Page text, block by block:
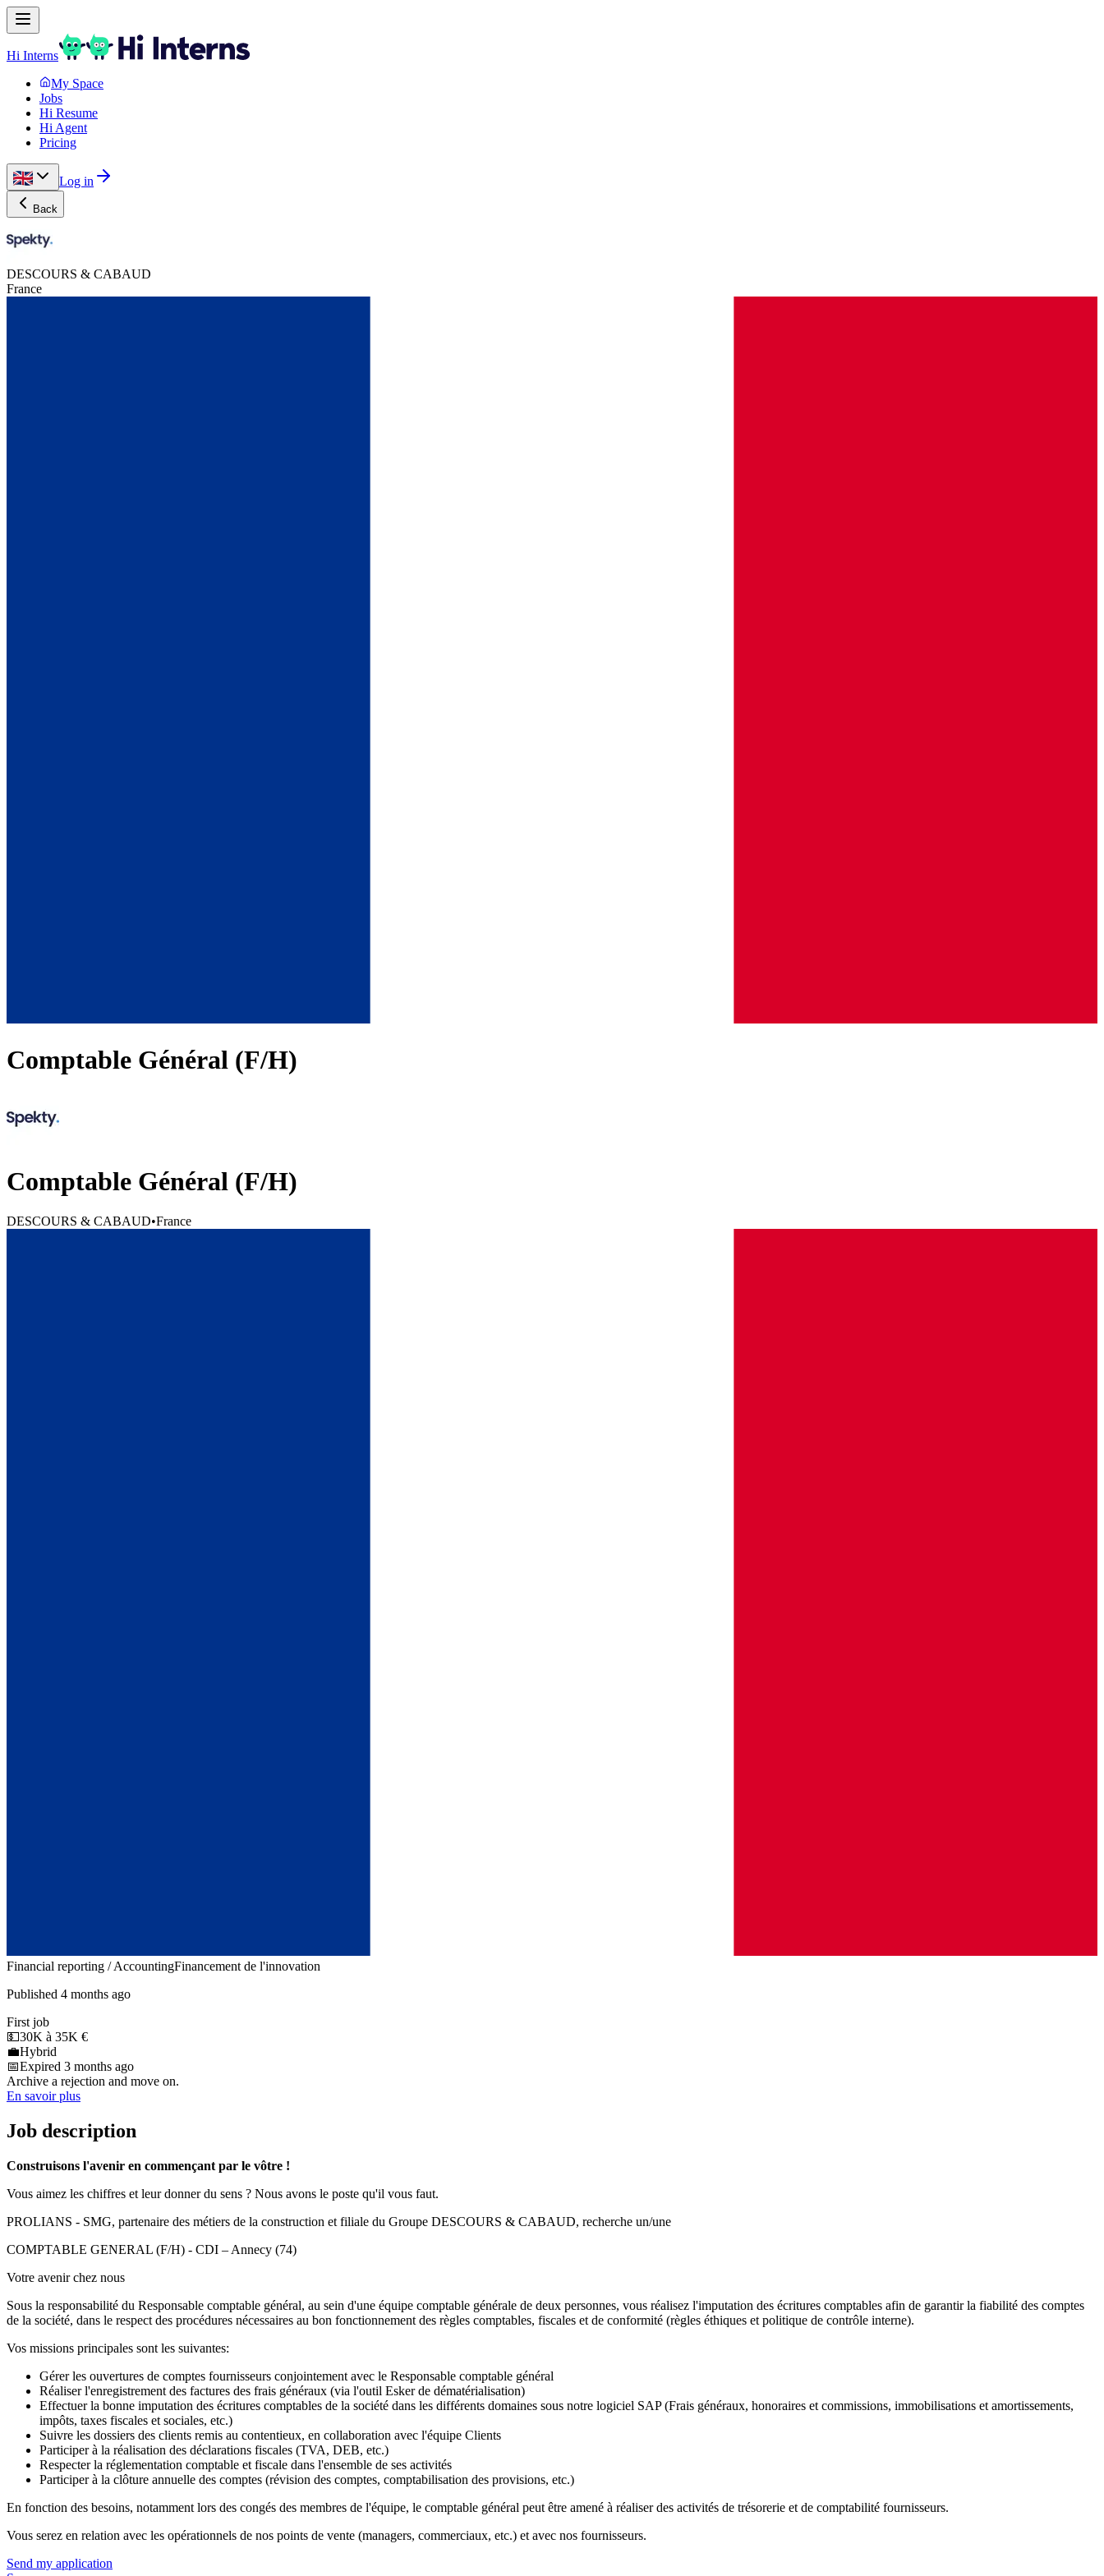
Hi Interns
My Space
Jobs
Hi Resume
Hi Agent
Pricing
Log in
Back
DESCOURS & CABAUD
France
Comptable Général (F/H)
Comptable Général (F/H)
DESCOURS & CABAUD•France
Financial reporting / AccountingFinancement de l'innovation
Published 4 months ago
First job
💵30K à 35K €
💼Hybrid
📅Expired 3 months ago
Archive a rejection and move on.
En savoir plus
Job description
Construisons l'avenir en commençant par le vôtre !
Vous aimez les chiffres et leur donner du sens ? Nous avons le poste qu'il vous faut.
PROLIANS - SMG, partenaire des métiers de la construction et filiale du Groupe DESCOURS & CABAUD, recherche un/une
COMPTABLE GENERAL (F/H) - CDI – Annecy (74)
Votre avenir chez nous
Sous la responsabilité du Responsable comptable général, au sein d'une équipe comptable générale de deux personnes, vous réalisez l'imputation des écritures comptables afin de garantir la fiabilité des comptes
de la société, dans le respect des procédures nécessaires au bon fonctionnement des règles comptables, fiscales et de conformité (règles éthiques et politique de contrôle interne).
Vos missions principales sont les suivantes:
Gérer les ouvertures de comptes fournisseurs conjointement avec le Responsable comptable général
Réaliser l'enregistrement des factures des frais généraux (via l'outil Esker de dématérialisation)
Effectuer la bonne imputation des écritures comptables de la société dans les différents domaines sous notre logiciel SAP (Frais généraux, honoraires et commissions, immobilisations et amortissements,
impôts, taxes fiscales et sociales, etc.)
Suivre les dossiers des clients remis au contentieux, en collaboration avec l'équipe Clients
Participer à la réalisation des déclarations fiscales (TVA, DEB, etc.)
Respecter la réglementation comptable et fiscale dans l'ensemble de ses activités
Participer à la clôture annuelle des comptes (révision des comptes, comptabilisation des provisions, etc.)
En fonction des besoins, notamment lors des congés des membres de l'équipe, le comptable général peut être amené à réaliser des activités de trésorerie et de comptabilité fournisseurs.
Vous serez en relation avec les opérationnels de nos points de vente (managers, commerciaux, etc.) et avec nos fournisseurs.
Send my application